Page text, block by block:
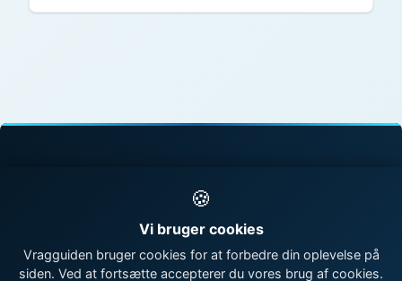
vragdatabase
| Om Vragguiden
🍪
Vi bruger cookies
Vragguiden bruger cookies for at forbedre din oplevelse på
siden. Ved at fortsætte accepterer du vores brug af cookies.